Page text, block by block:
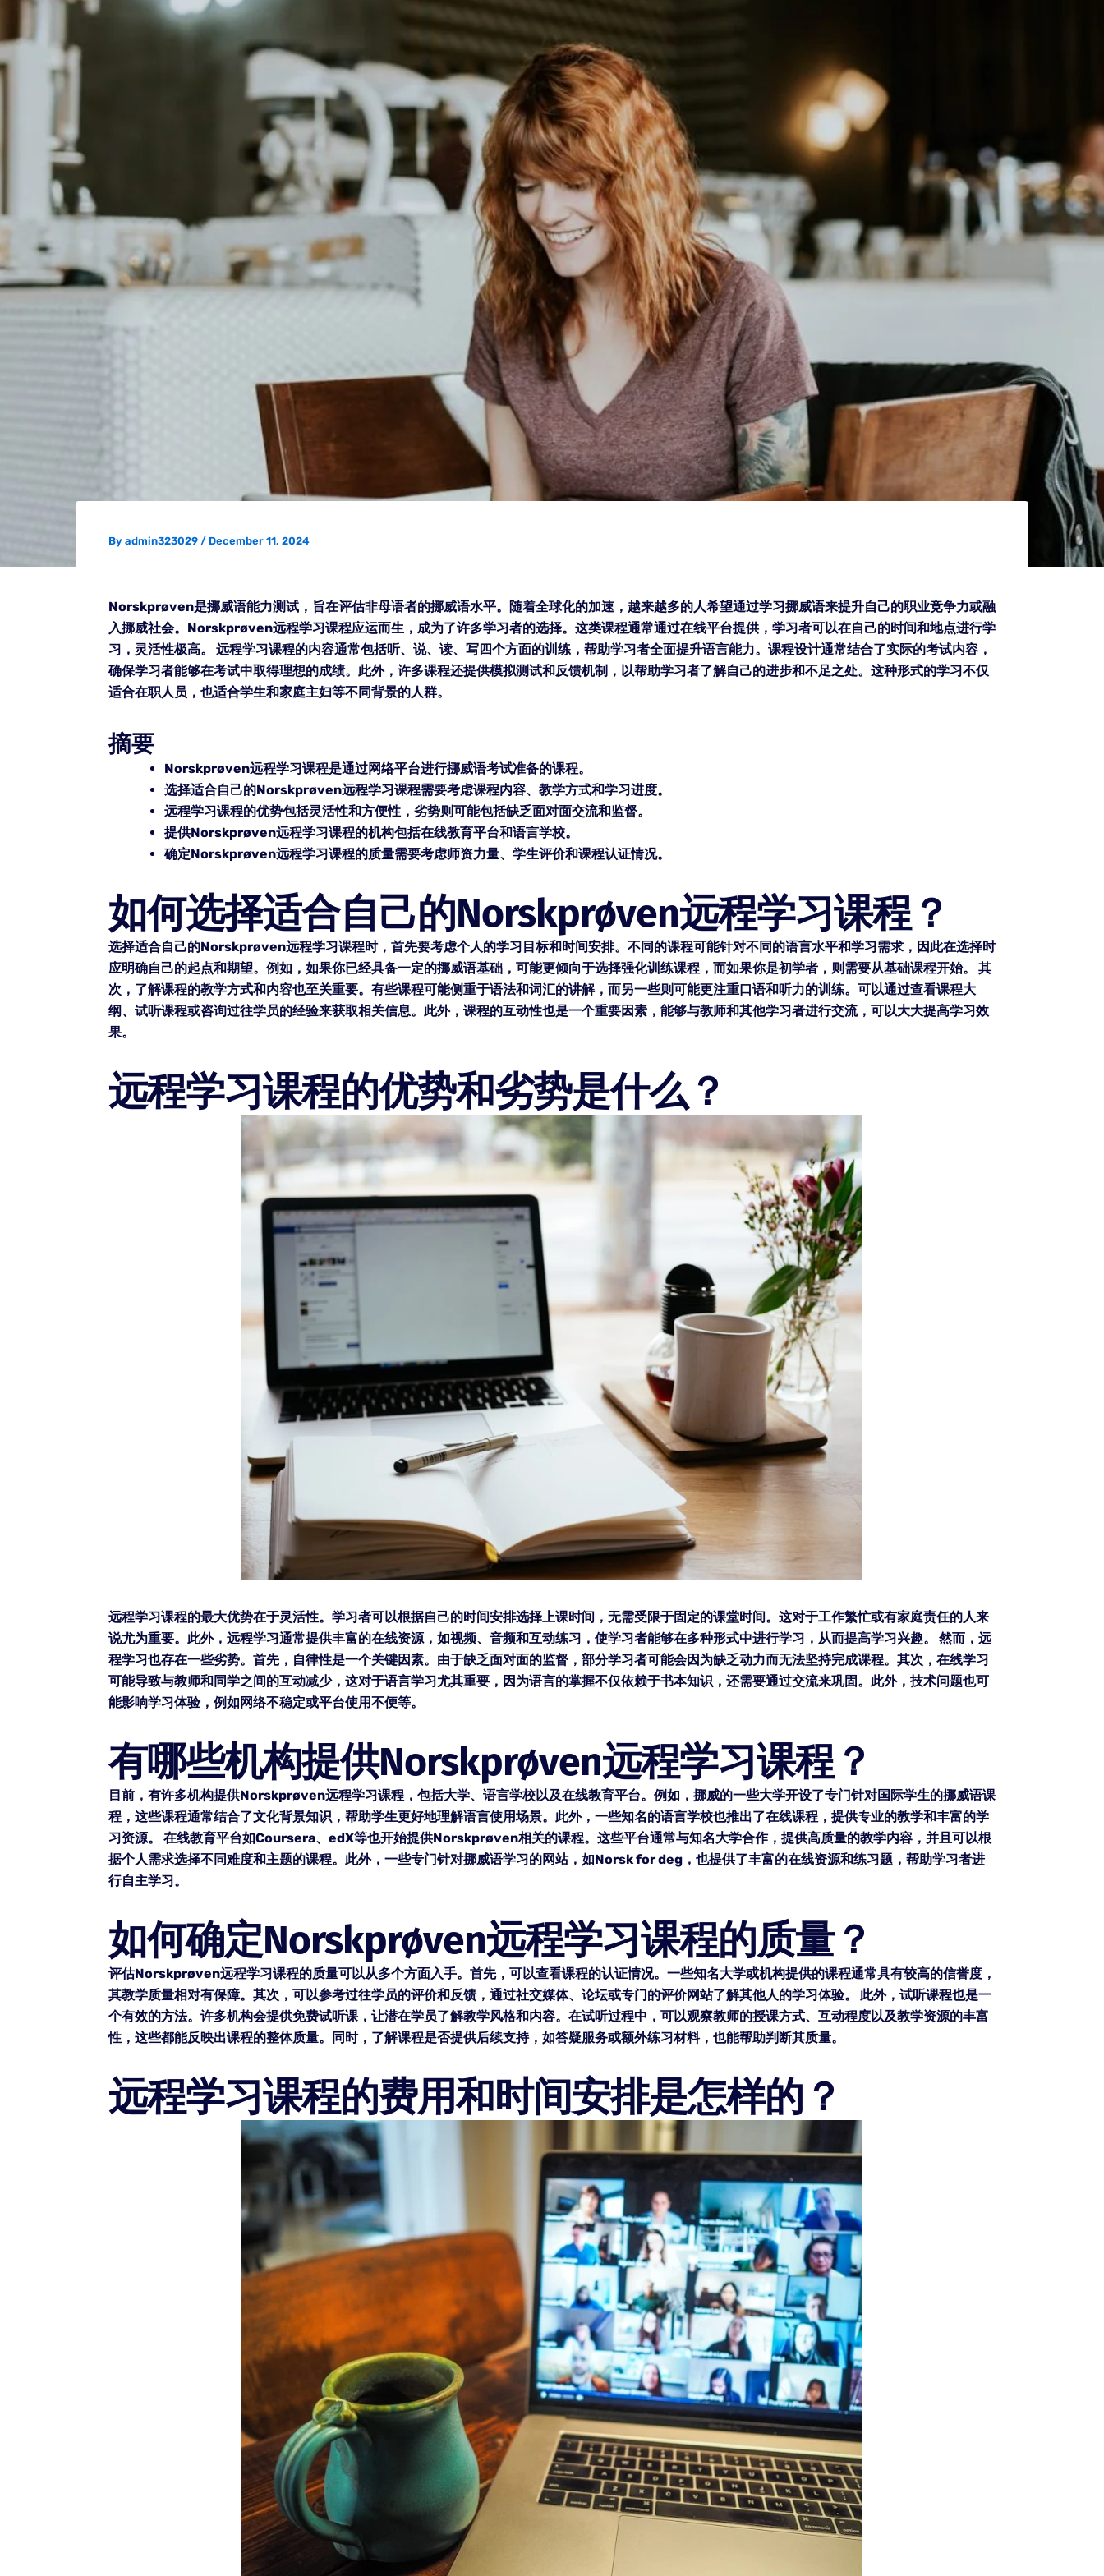
By admin323029 / December 11, 2024
Norskprøven是挪威语能力测试，旨在评估非母语者的挪威语水平。随着全球化的加速，越来越多的人希望通过学习挪威语来提升自己的职业竞争力或融
入挪威社会。Norskprøven远程学习课程应运而生，成为了许多学习者的选择。这类课程通常通过在线平台提供，学习者可以在自己的时间和地点进行学
习，灵活性极高。 远程学习课程的内容通常包括听、说、读、写四个方面的训练，帮助学习者全面提升语言能力。课程设计通常结合了实际的考试内容，
确保学习者能够在考试中取得理想的成绩。此外，许多课程还提供模拟测试和反馈机制，以帮助学习者了解自己的进步和不足之处。这种形式的学习不仅
适合在职人员，也适合学生和家庭主妇等不同背景的人群。
摘要
Norskprøven远程学习课程是通过网络平台进行挪威语考试准备的课程。
选择适合自己的Norskprøven远程学习课程需要考虑课程内容、教学方式和学习进度。
远程学习课程的优势包括灵活性和方便性，劣势则可能包括缺乏面对面交流和监督。
提供Norskprøven远程学习课程的机构包括在线教育平台和语言学校。
确定Norskprøven远程学习课程的质量需要考虑师资力量、学生评价和课程认证情况。
如何选择适合自己的Norskprøven远程学习课程？
选择适合自己的Norskprøven远程学习课程时，首先要考虑个人的学习目标和时间安排。不同的课程可能针对不同的语言水平和学习需求，因此在选择时
应明确自己的起点和期望。例如，如果你已经具备一定的挪威语基础，可能更倾向于选择强化训练课程，而如果你是初学者，则需要从基础课程开始。 其
次，了解课程的教学方式和内容也至关重要。有些课程可能侧重于语法和词汇的讲解，而另一些则可能更注重口语和听力的训练。可以通过查看课程大
纲、试听课程或咨询过往学员的经验来获取相关信息。此外，课程的互动性也是一个重要因素，能够与教师和其他学习者进行交流，可以大大提高学习效
果。
远程学习课程的优势和劣势是什么？
远程学习课程的最大优势在于灵活性。学习者可以根据自己的时间安排选择上课时间，无需受限于固定的课堂时间。这对于工作繁忙或有家庭责任的人来
说尤为重要。此外，远程学习通常提供丰富的在线资源，如视频、音频和互动练习，使学习者能够在多种形式中进行学习，从而提高学习兴趣。 然而，远
程学习也存在一些劣势。首先，自律性是一个关键因素。由于缺乏面对面的监督，部分学习者可能会因为缺乏动力而无法坚持完成课程。其次，在线学习
可能导致与教师和同学之间的互动减少，这对于语言学习尤其重要，因为语言的掌握不仅依赖于书本知识，还需要通过交流来巩固。此外，技术问题也可
能影响学习体验，例如网络不稳定或平台使用不便等。
有哪些机构提供Norskprøven远程学习课程？
目前，有许多机构提供Norskprøven远程学习课程，包括大学、语言学校以及在线教育平台。例如，挪威的一些大学开设了专门针对国际学生的挪威语课
程，这些课程通常结合了文化背景知识，帮助学生更好地理解语言使用场景。此外，一些知名的语言学校也推出了在线课程，提供专业的教学和丰富的学
习资源。 在线教育平台如Coursera、edX等也开始提供Norskprøven相关的课程。这些平台通常与知名大学合作，提供高质量的教学内容，并且可以根
据个人需求选择不同难度和主题的课程。此外，一些专门针对挪威语学习的网站，如Norsk for deg，也提供了丰富的在线资源和练习题，帮助学习者进
行自主学习。
如何确定Norskprøven远程学习课程的质量？
评估Norskprøven远程学习课程的质量可以从多个方面入手。首先，可以查看课程的认证情况。一些知名大学或机构提供的课程通常具有较高的信誉度，
其教学质量相对有保障。其次，可以参考过往学员的评价和反馈，通过社交媒体、论坛或专门的评价网站了解其他人的学习体验。 此外，试听课程也是一
个有效的方法。许多机构会提供免费试听课，让潜在学员了解教学风格和内容。在试听过程中，可以观察教师的授课方式、互动程度以及教学资源的丰富
性，这些都能反映出课程的整体质量。同时，了解课程是否提供后续支持，如答疑服务或额外练习材料，也能帮助判断其质量。
远程学习课程的费用和时间安排是怎样的？